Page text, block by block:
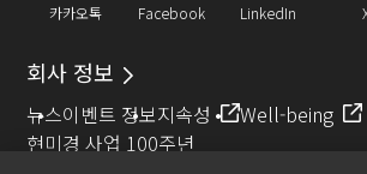
카카오톡 Facebook LinkedIn
회사 정보
뉴스이벤트 정보지속성
Well-being
현미경 사업 100주년